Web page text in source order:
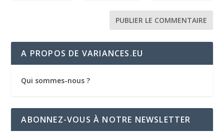
A PROPOS DE VARIANCES.EU
Qui sommes-nous ?
ABONNEZ-VOUS À NOTRE NEWSLETTER